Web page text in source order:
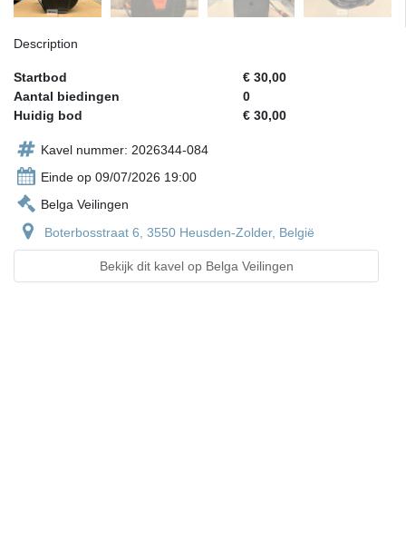
Description
Startbod
€ 30,00
Aantal biedingen
0
Huidig bod
€ 30,00
Kavel nummer: 2026344-084
Einde op 09/07/2026 19:00
Belga Veilingen
Boterbosstraat 6, 3550 Heusden-Zolder, België
Bekijk dit kavel op Belga Veilingen